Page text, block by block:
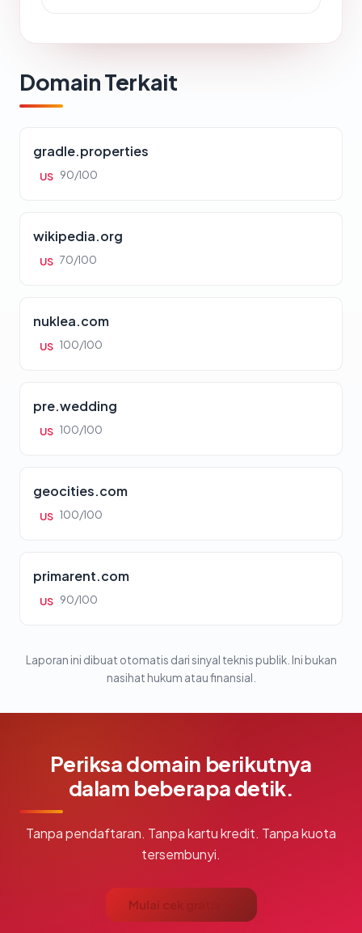
Domain Terkait
gradle.properties
US 90/100
wikipedia.org
US 70/100
nuklea.com
US 100/100
pre.wedding
US 100/100
geocities.com
US 100/100
primarent.com
US 90/100
Laporan ini dibuat otomatis dari sinyal teknis publik. Ini bukan
nasihat hukum atau finansial.
Periksa domain berikutnya
dalam beberapa detik.
Tanpa pendaftaran. Tanpa kartu kredit. Tanpa kuota
tersembunyi.
Mulai cek gratis →